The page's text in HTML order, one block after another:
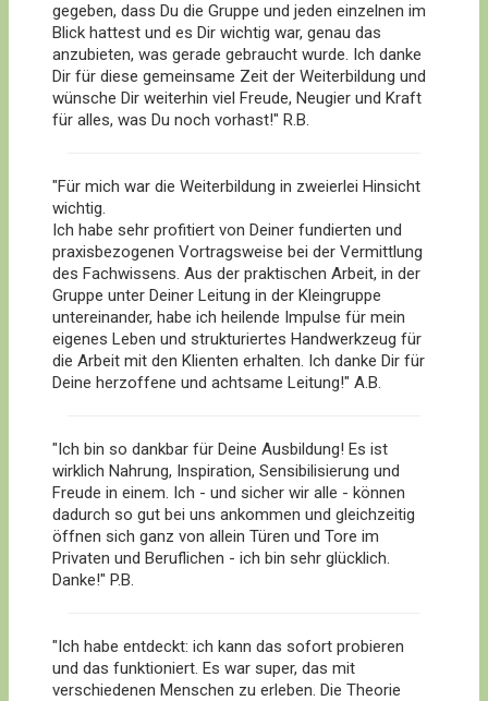
gegeben, dass Du die Gruppe und jeden einzelnen im
Blick hattest und es Dir wichtig war, genau das
anzubieten, was gerade gebraucht wurde. Ich danke
Dir für diese gemeinsame Zeit der Weiterbildung und
wünsche Dir weiterhin viel Freude, Neugier und Kraft
für alles, was Du noch vorhast!" R.B.
"Für mich war die Weiterbildung in zweierlei Hinsicht
wichtig.
Ich habe sehr profitiert von Deiner fundierten und
praxisbezogenen Vortragsweise bei der Vermittlung
des Fachwissens. Aus der praktischen Arbeit, in der
Gruppe unter Deiner Leitung in der Kleingruppe
untereinander, habe ich heilende Impulse für mein
eigenes Leben und strukturiertes Handwerkzeug für
die Arbeit mit den Klienten erhalten. Ich danke Dir für
Deine herzoffene und achtsame Leitung!" A.B.
"Ich bin so dankbar für Deine Ausbildung! Es ist
wirklich Nahrung, Inspiration, Sensibilisierung und
Freude in einem. Ich - und sicher wir alle - können
dadurch so gut bei uns ankommen und gleichzeitig
öffnen sich ganz von allein Türen und Tore im
Privaten und Beruflichen - ich bin sehr glücklich.
Danke!" P.B.
"Ich habe entdeckt: ich kann das sofort probieren
und das funktioniert. Es war super, das mit
verschiedenen Menschen zu erleben. Die Theorie